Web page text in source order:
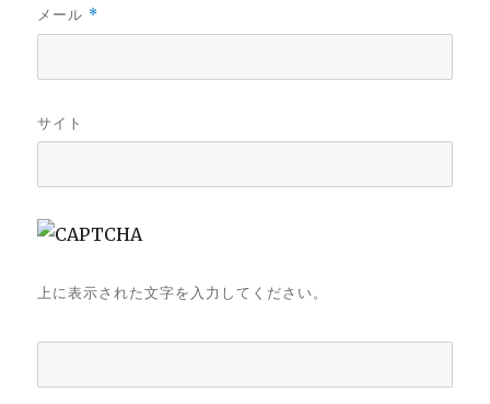
メール *
サイト
上に表示された文字を入力してください。